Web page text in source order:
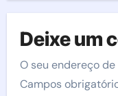
Deixe um
O seu endereço
Campos